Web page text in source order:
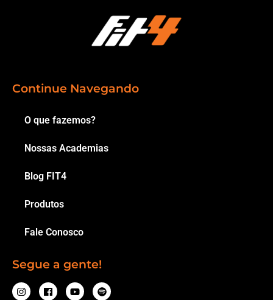
Continue Navegando
O que fazemos?
Nossas Academias
Blog FIT4
Produtos
Fale Conosco
Segue a gente!